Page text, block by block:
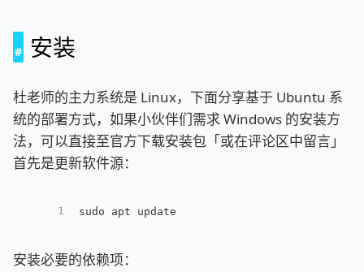
安装
杜老师的主力系统是 Linux，下面分享基于 Ubuntu 系
统的部署方式，如果小伙伴们需求 Windows 的安装方
法，可以直接至官方下载安装包「或在评论区中留言」
首先是更新软件源：
1 sudo apt update
安装必要的依赖项：